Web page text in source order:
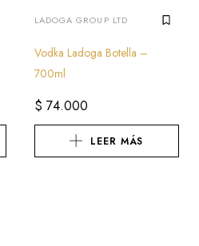
LADOGA GROUP LTD
Vodka Ladoga Botella –
700ml
$ 74.000
LEER MÁS